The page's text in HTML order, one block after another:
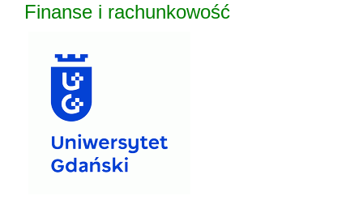
Finanse i rachunkowość